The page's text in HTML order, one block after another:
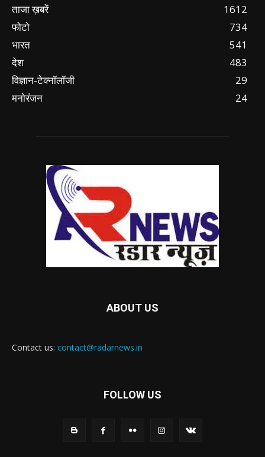
ताजा ख़बरें
1612
फोटो
734
भारत
541
देश
483
विज्ञान-टेक्नॉलॉजी
29
मनोरंजन
24
ABOUT US
Contact us: contact@radarnews.in
FOLLOW US